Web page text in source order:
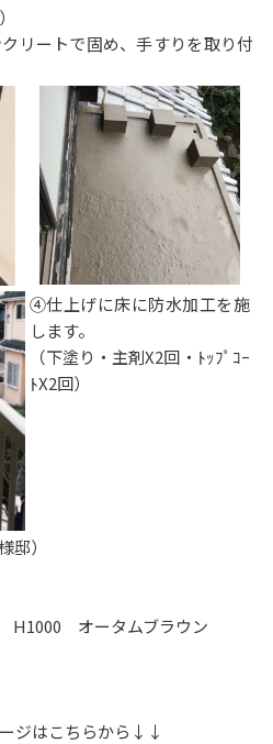
リートで固め、手すりを取り付
④仕上げに床に防水加工を施
します。
（下塗り・主剤X2回・ﾄｯﾌﾟｺｰ
ﾄX2回）
邸）
オータムブラウン
ジはこちらから↓↓